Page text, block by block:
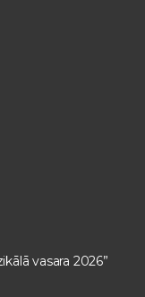
vasara 2026”